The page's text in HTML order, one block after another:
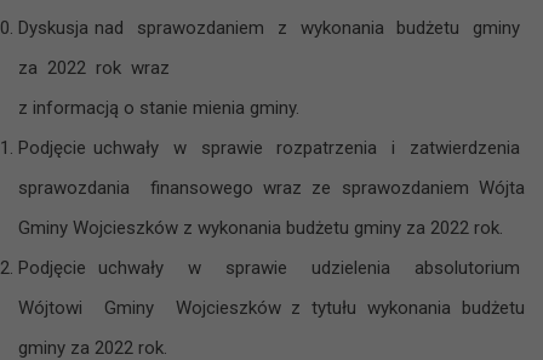
Dyskusja nad sprawozdaniem z wykonania budżetu gminy
za 2022 rok wraz
z informacją o stanie mienia gminy.
Podjęcie uchwały w sprawie rozpatrzenia i zatwierdzenia
sprawozdania finansowego wraz ze sprawozdaniem Wójta
Gminy Wojcieszków z wykonania budżetu gminy za 2022 rok.
Podjęcie uchwały w sprawie udzielenia absolutorium
Wójtowi Gminy Wojcieszków z tytułu wykonania budżetu
gminy za 2022 rok.